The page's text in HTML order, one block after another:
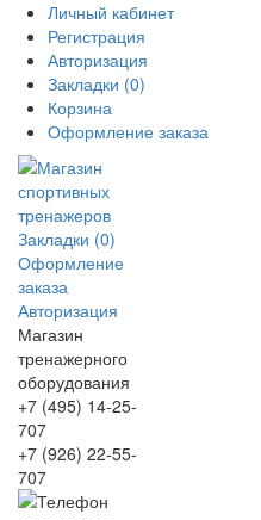
Личный кабинет
Регистрация
Авторизация
Закладки (0)
Корзина
Оформление заказа
Закладки (0)
Оформление
заказа
Авторизация
Магазин
тренажерного
оборудования
+7 (495) 14-25-
707
+7 (926) 22-55-
707